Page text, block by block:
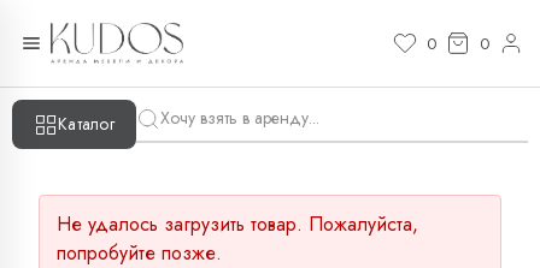
0 0
Каталог
Не удалось загрузить товар. Пожалуйста,
попробуйте позже.